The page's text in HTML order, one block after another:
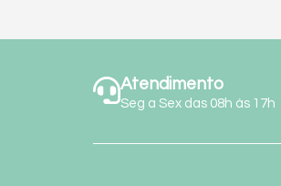
Atendimento
Seg a Sex das 08h às 17h